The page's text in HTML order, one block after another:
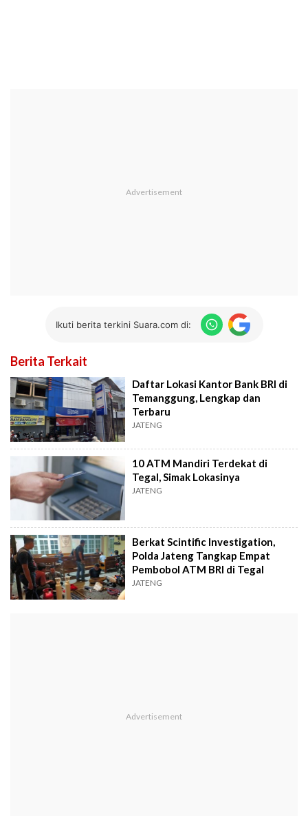
Ikuti berita terkini Suara.com di:
Berita Terkait
Daftar Lokasi Kantor Bank BRI di
Temanggung, Lengkap dan
Terbaru
JATENG
10 ATM Mandiri Terdekat di
Tegal, Simak Lokasinya
JATENG
Berkat Scintific Investigation,
Polda Jateng Tangkap Empat
Pembobol ATM BRI di Tegal
JATENG